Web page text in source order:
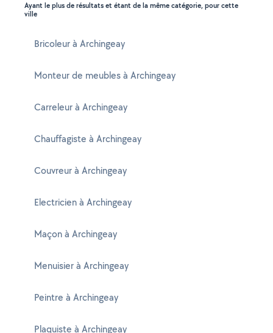
Ayant le plus de résultats et étant de la même catégorie, pour cette
ville
Bricoleur à Archingeay
Monteur de meubles à Archingeay
Carreleur à Archingeay
Chauffagiste à Archingeay
Couvreur à Archingeay
Electricien à Archingeay
Maçon à Archingeay
Menuisier à Archingeay
Peintre à Archingeay
Plaquiste à Archingeay